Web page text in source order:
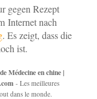
gegen Rezept
Internet nach
. Es zeigt, dass die
ist.
Médecine en chine |
- Les meilleures
dans le monde.